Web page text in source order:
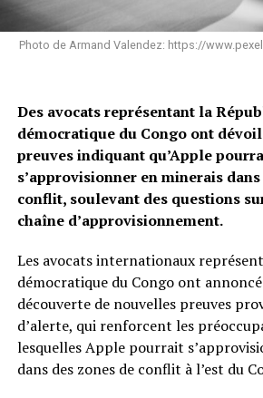
Photo de Armand Valendez: https://
Des avocats représentant la
démocratique du Congo ont
preuves indiquant qu’Apple
s’approvisionner en minerais
conflit, soulevant des questions
chaîne d’approvisionnement.
Les avocats internationaux
démocratique du Congo ont
découverte de nouvelles preuves
d’alerte, qui renforcent les
lesquelles Apple pourrait
dans des zones de conflit à l’est du